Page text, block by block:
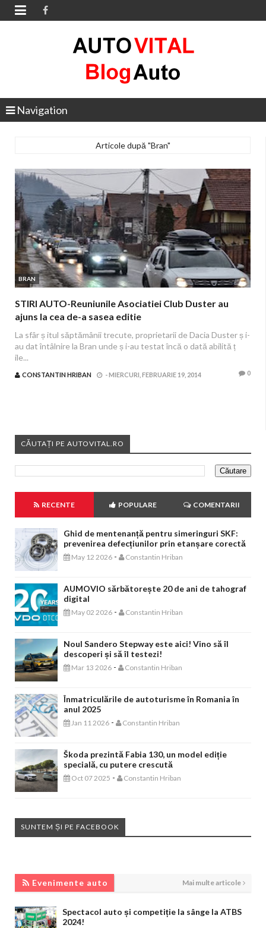

Navigation
Articole după "Bran"
BRAN
STIRI AUTO-Reuniunile Asociatiei Club Duster au
ajuns la cea de-a sasea editie
La sfâr ș itul săptămânii trecute, proprietarii de Dacia Duster ș i-
au dat întâlnire la Bran unde ș i-au testat încă o dată abilită ț
ile...
CONSTANTIN HRIBAN -MIERCURI, FEBRUARIE 19, 2014 0
CĂUTAȚI PE AUTOVITAL.RO
RECENTE POPULARE COMENTARII
Ghid de mentenanță pentru simeringuri SKF:
prevenirea defecțiunilor prin etanșare corectă
May 12 2026 - Constantin Hriban
AUMOVIO sărbătorește 20 de ani de tahograf
digital
May 02 2026 - Constantin Hriban
Noul Sandero Stepway este aici! Vino să îl
descoperi și să îl testezi!
Mar 13 2026 - Constantin Hriban
Înmatriculările de autoturisme în Romania în
anul 2025
Jan 11 2026 - Constantin Hriban
Škoda prezintă Fabia 130, un model ediție
specială, cu putere crescută
Oct 07 2025 - Constantin Hriban
SUNTEM ȘI PE FACEBOOK
Evenimente auto Mai multe articole
Spectacol auto și competiție la sânge la ATBS
2024!